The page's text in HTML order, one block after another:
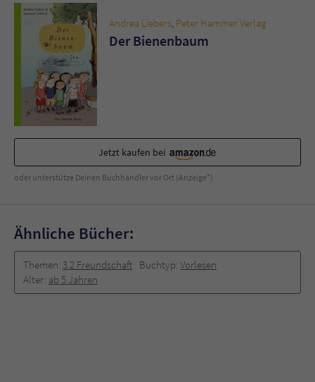
Andrea Liebers, Peter Hammer Verlag
Der Bienenbaum
Jetzt kaufen bei
oder unterstütze Deinen Buchhändler vor Ort (Anzeige*)
Ähnliche Bücher:
Themen: 3.2 Freundschaft Buchtyp: Vorlesen
Alter: ab 5 Jahren
Zweck
Dieses Cookie gewährleistet die
Kommunikation der Webseite mit dem